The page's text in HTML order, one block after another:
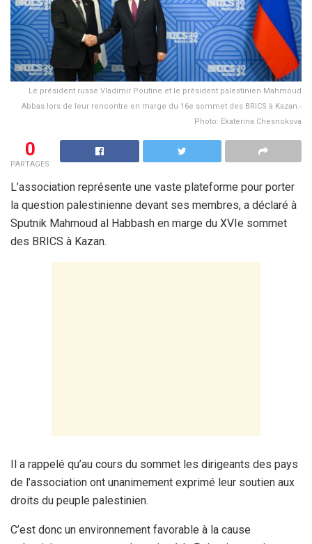
Le président russe Vladimir Poutine et le président palestinien Mahmoud
Abbas lors de leur rencontre en marge du 16e sommet des BRICS à Kazan.-
Photo: Ekaterina Chesnokova
0
PARTAGES
L’association représente une vaste plateforme pour porter
la question palestinienne devant ses membres, a déclaré à
Sputnik Mahmoud al Habbash en marge du XVIe sommet
des BRICS à Kazan.
Il a rappelé qu’au cours du sommet les dirigeants des pays
de l’association ont unanimement exprimé leur soutien aux
droits du peuple palestinien.
C’est donc un environnement favorable à la cause